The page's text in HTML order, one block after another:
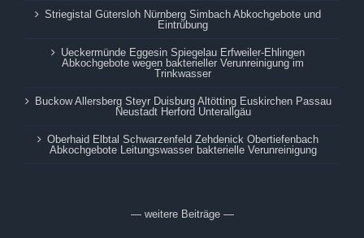
Striegistal Gütersloh Nürnberg Simbach Abkochgebote und
Eintrübung
Ueckermünde Eggesin Spiegelau Erfweiler-Ehlingen
Abkochgebote wegen bakterieller Verunreinigung im
Trinkwasser
Buckow Allersberg Steyr Duisburg Altötting Euskirchen Passau
Neustadt Herford Unterallgäu
Oberhaid Elbtal Schwarzenfeld Zehdenick Obertiefenbach
Abkochgebote Leitungswasser bakterielle Verunreinigung
— weitere Beiträge —